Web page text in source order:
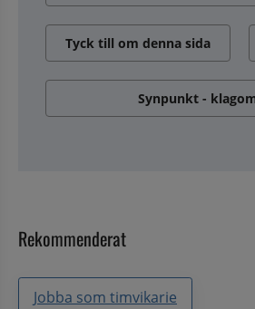
Tyck till om denna sida
Synpunkt -
Rekommenderat
Jobba som timvikarie